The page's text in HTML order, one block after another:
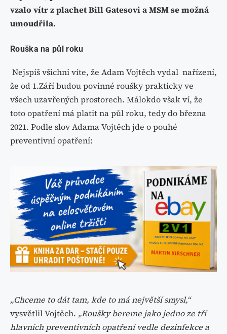
vzalo vítr z plachet Bill Gatesovi a MSM se možná
umoudřila.
Rouška na půl roku
Nejspíš všichni víte, že Adam Vojtěch vydal nařízení,
že od 1.Září budou povinné roušky prakticky ve
všech uzavřených prostorech. Málokdo však ví, že
toto opatření má platit na půl roku, tedy do března
2021. Podle slov Adama Vojtěch jde o pouhé
preventivní opatření:
„Chceme to dát tam, kde to má největší smysl,“
vysvětlil Vojtěch. „Roušky bereme jako jedno ze tří
hlavních preventivních opatření vedle dezinfekce a